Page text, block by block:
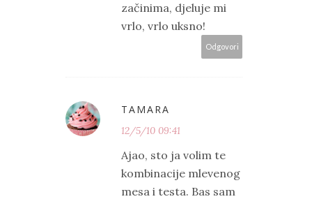
začinima, djeluje mi
vrlo, vrlo uksno!
Odgovori
TAMARA
12/5/10 09:41
Ajao, sto ja volim te
kombinacije mlevenog
mesa i testa. Bas sam